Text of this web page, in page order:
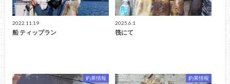
2022.11.19
船 ティップラン
2025.6.1
筏にて
釣果情報 釣果情報